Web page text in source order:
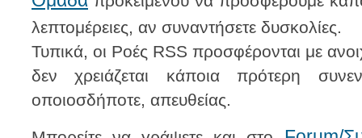
λεπτομέρειες, αν συναντήσετε δυσκολίες.
Τυπικά, οι Ροές RSS προσφέρονται με
δεν χρειάζεται κάποια πρότερη
οποιοσδήποτε, απευθείας.